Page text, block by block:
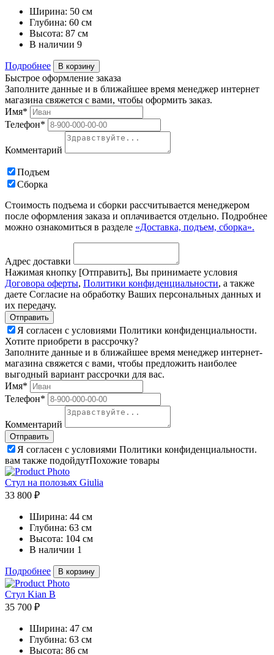
Ширина: 50 см
Глубина: 60 см
Высота: 87 см
В наличии 9
Подробнее В корзину
Быстрое оформление заказа
Заполните данные и в ближайшее время менеджер интернет
магазина свяжется с вами, чтобы оформить заказ.
Имя*
Телефон*
Комментарий
Подъем
Сборка
Стоимость подъема и сборки рассчитывается менеджером
после оформления заказа и оплачивается отдельно. Подробнее
можно ознакомиться в разделе «Доставка, подъем, сборка».
Адрес доставки
Нажимая кнопку [Отправить], Вы принимаете условия
Договора оферты, Политики конфиденциальности, а также
даете Согласие на обработку Ваших персональных данных и
их передачу.
Я согласен с условиями Политики конфиденциальности.
Хотите приобрети в рассрочку?
Заполните данные и в ближайшее время менеджер интернет-
магазина свяжется с вами, чтобы предложить наиболее
выгодный вариант рассрочки для вас.
Имя*
Телефон*
Комментарий
Я согласен с условиями Политики конфиденциальности.
вам также подойдутПохожие товары
Стул на полозьях Giulia
33 800 ₽
Ширина: 44 см
Глубина: 63 см
Высота: 104 см
В наличии 1
Подробнее В корзину
Стул Kian B
35 700 ₽
Ширина: 47 см
Глубина: 63 см
Высота: 86 см